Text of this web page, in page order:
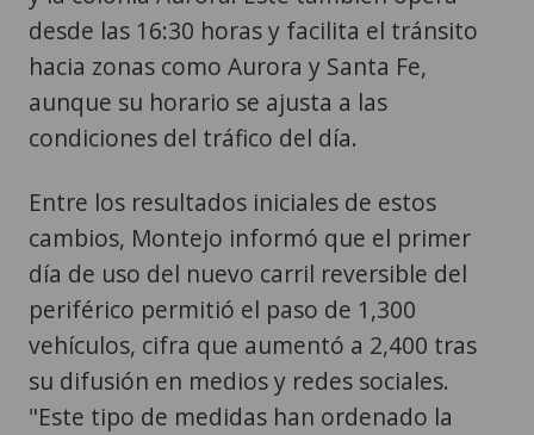
desde las 16:30 horas y facilita el tránsito
hacia zonas como Aurora y Santa Fe,
aunque su horario se ajusta a las
condiciones del tráfico del día.
Entre los resultados iniciales de estos
cambios, Montejo informó que el primer
día de uso del nuevo carril reversible del
periférico permitió el paso de 1,300
vehículos, cifra que aumentó a 2,400 tras
su difusión en medios y redes sociales.
"Este tipo de medidas han ordenado la